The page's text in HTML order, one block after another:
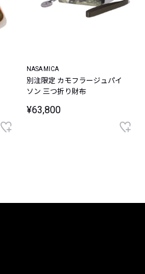
NASAMICA
別注限定 カモフラージュパイ
ソン 三つ折り財布
¥63,800